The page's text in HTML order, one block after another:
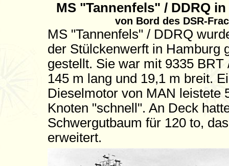
MS "Tannenfels" / DDRQ
von Bord des DSR-
MS "Tannenfels" / DDRQ
der Stülckenwerft in Hamburg
gestellt. Sie war mit 9335
145 m lang und 19,1 m breit.
Dieselmotor von MAN leistete
Knoten "schnell". An Deck
Schwergutbaum für 120 to,
erweitert.